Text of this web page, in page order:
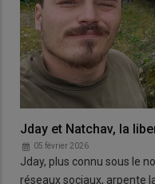
Jday et Natchav, la
05 février 2026
Jday, plus connu sous le
réseaux sociaux, arpente